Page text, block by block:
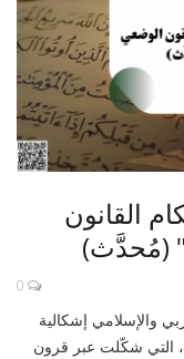
القانون
(مُحدَّث)
0
والإسلامي إشكالية
التي شكّلت عبر قرون